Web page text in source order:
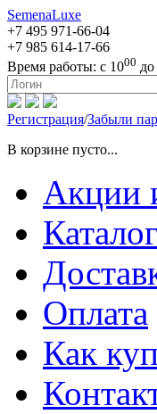
SemenaLuxe
+7 495 971-66-04
+7 985 614-17-66
Время работы: с 1000
127473, г. Москва, ул.
Регистрация/Забыли
В корзине пусто...
Акции
Каталог
Оплата
Как